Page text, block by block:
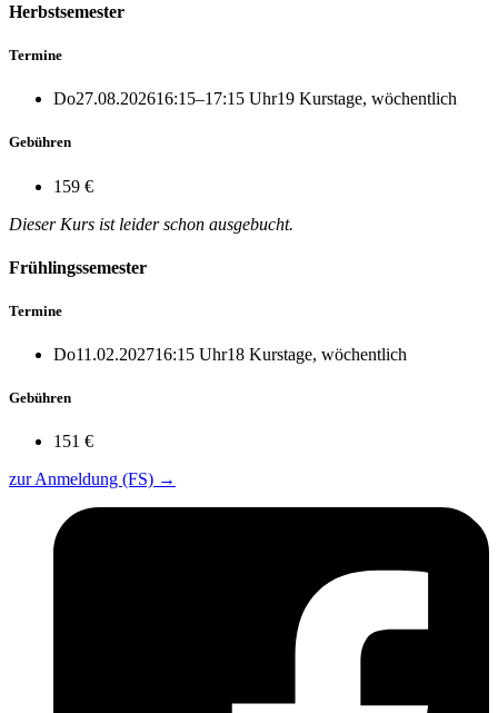
Herbstsemester
Termine
Do27.08.202616:15–17:15 Uhr19 Kurstage, wöchentlich
Gebühren
159 €
Dieser Kurs ist leider schon ausgebucht.
Frühlingssemester
Termine
Do11.02.202716:15 Uhr18 Kurstage, wöchentlich
Gebühren
151 €
zur Anmeldung (FS) →